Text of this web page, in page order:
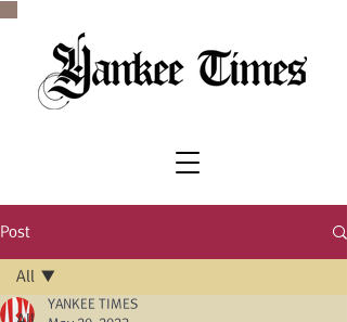
Post
All
YANKEE TIMES